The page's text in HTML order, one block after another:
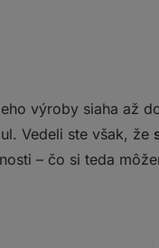
výroby siaha až
Vedeli ste však, že
– čo si teda